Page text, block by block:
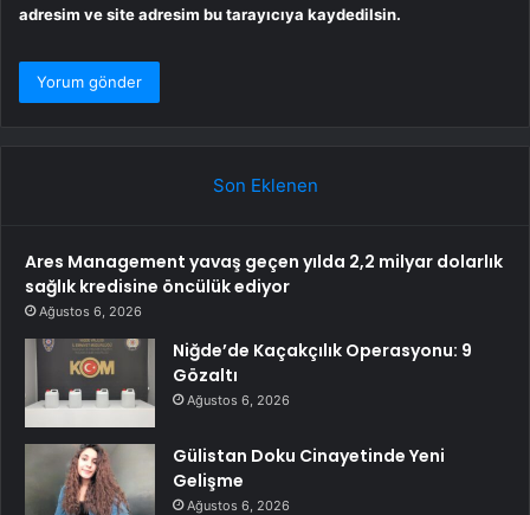
adresim ve site adresim bu tarayıcıya kaydedilsin.
Son Eklenen
Ares Management yavaş geçen yılda 2,2 milyar dolarlık
sağlık kredisine öncülük ediyor
Ağustos 6, 2026
Niğde’de Kaçakçılık Operasyonu: 9
Gözaltı
Ağustos 6, 2026
Gülistan Doku Cinayetinde Yeni
Gelişme
Ağustos 6, 2026